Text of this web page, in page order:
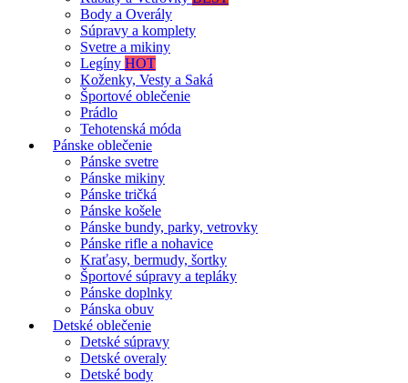
Body a Overály
Súpravy a komplety
Svetre a mikiny
Legíny HOT
Koženky, Vesty a Saká
Športové oblečenie
Prádlo
Tehotenská móda
Pánske oblečenie
Pánske svetre
Pánske mikiny
Pánske tričká
Pánske košele
Pánske bundy, parky, vetrovky
Pánske rifle a nohavice
Kraťasy, bermudy, šortky
Športové súpravy a tepláky
Pánske doplnky
Pánska obuv
Detské oblečenie
Detské súpravy
Detské overaly
Detské body